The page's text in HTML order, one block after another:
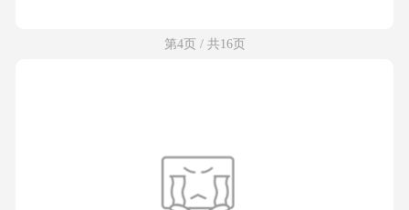
第4页 / 共16页